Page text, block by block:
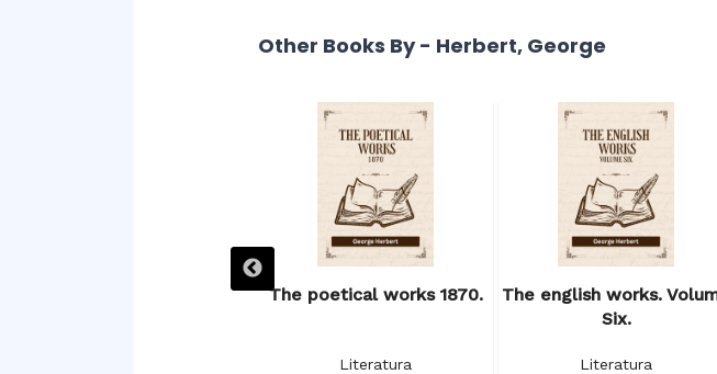
Other Books By - Herbert, George
The poetical works 1886. The poetical works 1870.
Literatura
The english works.
Six.
Literatura